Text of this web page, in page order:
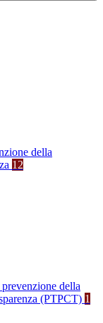
della
12
della
(PTPCT) 1